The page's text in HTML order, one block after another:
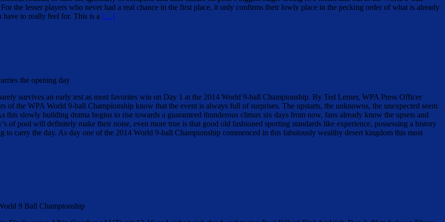
the lesser players who never had a real chance in the first place, it only confirms their lowly place in the pecking order of what is already
have to really feel for. This is a […]
the opening day
survives an early test as most favorites win on Day 1 at the 2014 World 9-ball Championship. By Ted Lerner, WPA Press Officer
the WPA World 9-ball Championship know that the event is always full of surprises. The upstarts, the unknowns, the unexpected seem
this slowly building drama begins to rise towards a guaranteed thunderous climax six days from now, fans already know the upsets and
of pool will definitely make their noise, even more true is that good old fashioned sporting standards like experience, possessing a history
carry the day. As day one of the 2014 World 9-ball Championship commenced in this fabulously wealthy desert kingdom this most
9 Ball Championship